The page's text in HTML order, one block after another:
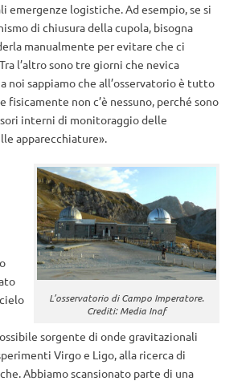
emergenze logistiche. Ad esempio, se si
di chiusura della cupola, bisogna
manualmente per evitare che ci
l’altro sono tre giorni che nevica
noi sappiamo che all’osservatorio è tutto
fisicamente non c’è nessuno, perché sono
interni di monitoraggio delle
apparecchiature».
L’osservatorio di Campo Imperatore.
Crediti: Media Inaf
sorgente di onde gravitazionali
Virgo e Ligo, alla ricerca di
Abbiamo scansionato parte di una